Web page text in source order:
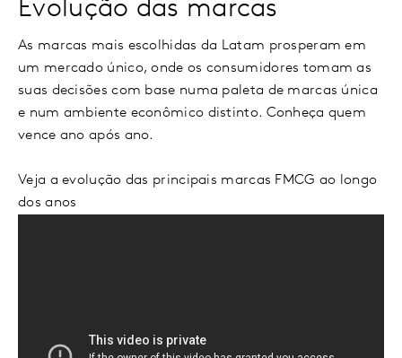
Evolução das marcas
As marcas mais escolhidas da Latam prosperam em
um mercado único, onde os consumidores tomam as
suas decisões com base numa paleta de marcas única
e num ambiente econômico distinto. Conheça quem
vence ano após ano.
Veja a evolução das principais marcas FMCG ao longo
dos anos